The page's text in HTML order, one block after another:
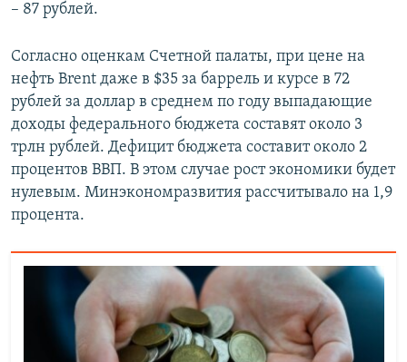
– 87 рублей.
Согласно оценкам Счетной палаты, при цене на
нефть Brent даже в $35 за баррель и курсе в 72
рублей за доллар в среднем по году выпадающие
доходы федерального бюджета составят около 3
трлн рублей. Дефицит бюджета составит около 2
процентов ВВП. В этом случае рост экономики будет
нулевым. Минэкономразвития рассчитывало на 1,9
процента.